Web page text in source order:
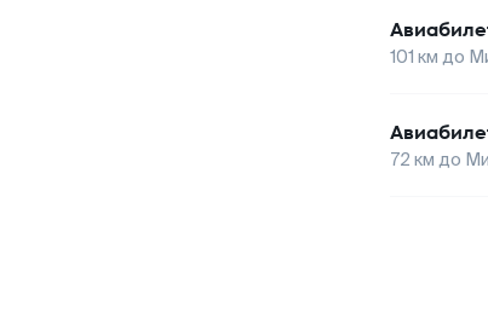
101 км до
72 км до